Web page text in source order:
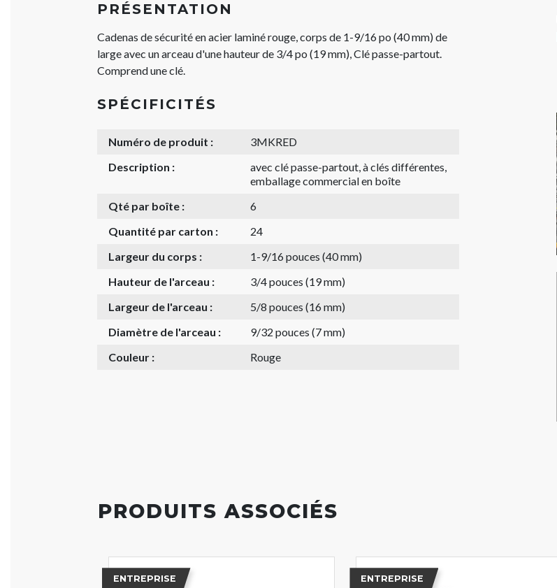
PRÉSENTATION
Cadenas de sécurité en acier laminé rouge, corps de 1-9/16 po (40 mm) de
large avec un arceau d'une hauteur de 3/4 po (19 mm), Clé passe-partout.
Comprend une clé.
SPÉCIFICITÉS
Numéro de produit :
3MKRED
Description :
avec clé passe-partout, à clés différentes,
emballage commercial en boîte
Qté par boîte :
6
Quantité par carton :
24
Largeur du corps :
1-9/16 pouces (40 mm)
Hauteur de l'arceau :
3/4 pouces (19 mm)
Largeur de l'arceau :
5/8 pouces (16 mm)
Diamètre de l'arceau :
9/32 pouces (7 mm)
Couleur :
Rouge
PRODUITS ASSOCIÉS
ENTREPRISE ENTREPRISE